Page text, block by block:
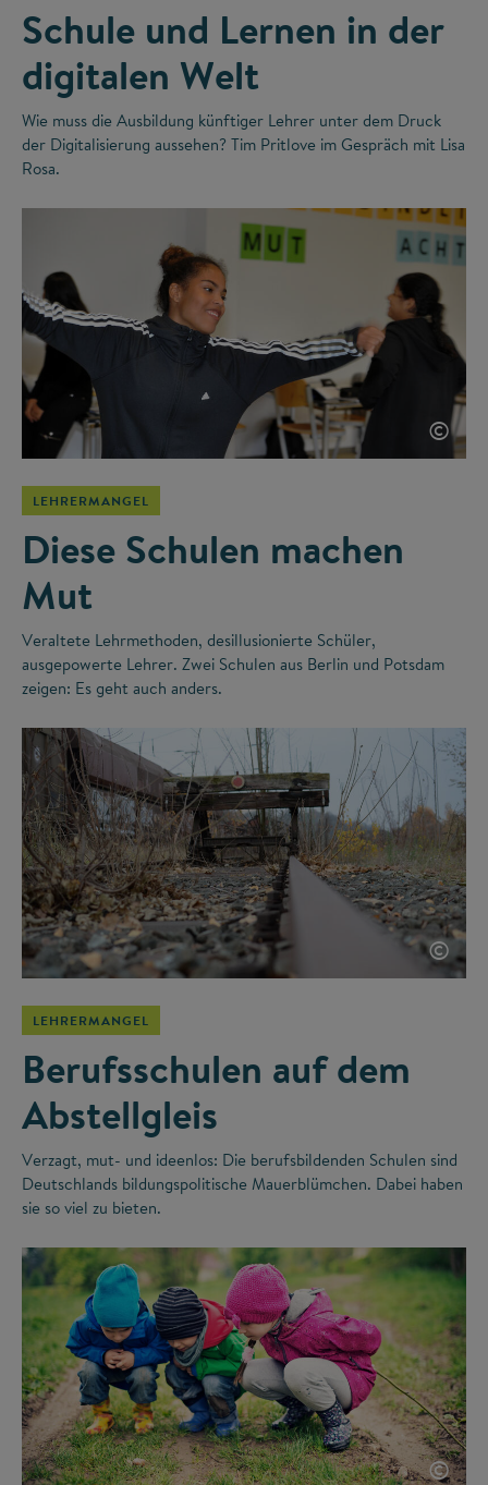
Schule und Lernen in der
digitalen Welt
Wie muss die Ausbildung künftiger Lehrer unter dem Druck
der Digitalisierung aussehen? Tim Pritlove im Gespräch mit Lisa
Rosa.
©
LEHRERMANGEL
Diese Schulen machen
Mut
Veraltete Lehrmethoden, desillusionierte Schüler,
ausgepowerte Lehrer. Zwei Schulen aus Berlin und Potsdam
zeigen: Es geht auch anders.
©
LEHRERMANGEL
Berufsschulen auf dem
Abstellgleis
Verzagt, mut- und ideenlos: Die berufsbildenden Schulen sind
Deutschlands bildungspolitische Mauerblümchen. Dabei haben
sie so viel zu bieten.
©